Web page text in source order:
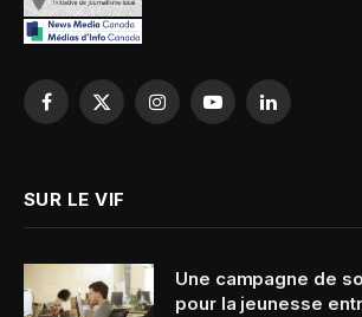
Facebook
X
InstagramYouTubeLinkedIn
SUR LE VIF
Une campagne de
pour la jeunesse